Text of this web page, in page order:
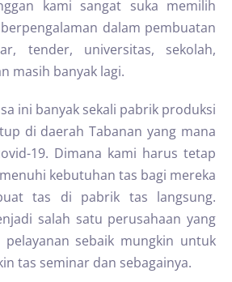
kami sangat suka memilih
dalam pembuatan
tender, universitas, sekolah,
masih banyak lagi.
ini banyak sekali pabrik produksi
di daerah Tabanan yang mana
19. Dimana kami harus tetap
kebutuhan tas bagi mereka
tas di pabrik tas langsung.
salah satu perusahaan yang
sebaik mungkin untuk
tas seminar dan sebagainya.